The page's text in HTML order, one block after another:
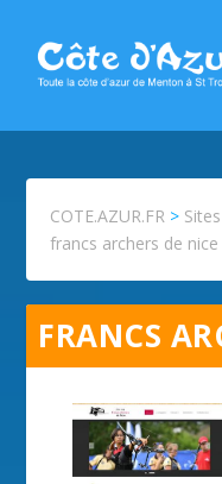
COTE.AZUR.FR >
francs archers de nice
FRANCS